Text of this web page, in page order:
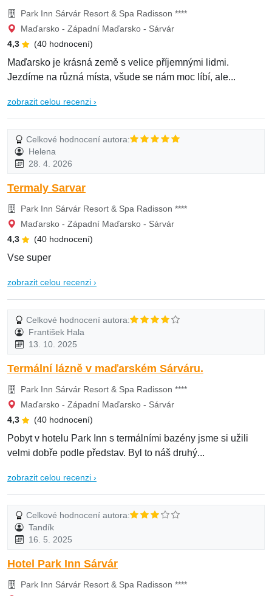
Park Inn Sárvár Resort & Spa Radisson ****
Maďarsko - Západní Maďarsko - Sárvár
4,3
(40 hodnocení)
Maďarsko je krásná země s velice příjemnými lidmi.
Jezdíme na různá místa, všude se nám moc líbí, ale...
zobrazit celou recenzi ›
Celkové hodnocení autora:
Helena
28. 4. 2026
Termaly Sarvar
Park Inn Sárvár Resort & Spa Radisson ****
Maďarsko - Západní Maďarsko - Sárvár
4,3
(40 hodnocení)
Vse super
zobrazit celou recenzi ›
Celkové hodnocení autora:
František Hala
13. 10. 2025
Termální lázně v maďarském Sárváru.
Park Inn Sárvár Resort & Spa Radisson ****
Maďarsko - Západní Maďarsko - Sárvár
4,3
(40 hodnocení)
Pobyt v hotelu Park Inn s termálními bazény jsme si užili
velmi dobře podle představ. Byl to náš druhý...
zobrazit celou recenzi ›
Celkové hodnocení autora:
Tandík
16. 5. 2025
Hotel Park Inn Sárvár
Park Inn Sárvár Resort & Spa Radisson ****